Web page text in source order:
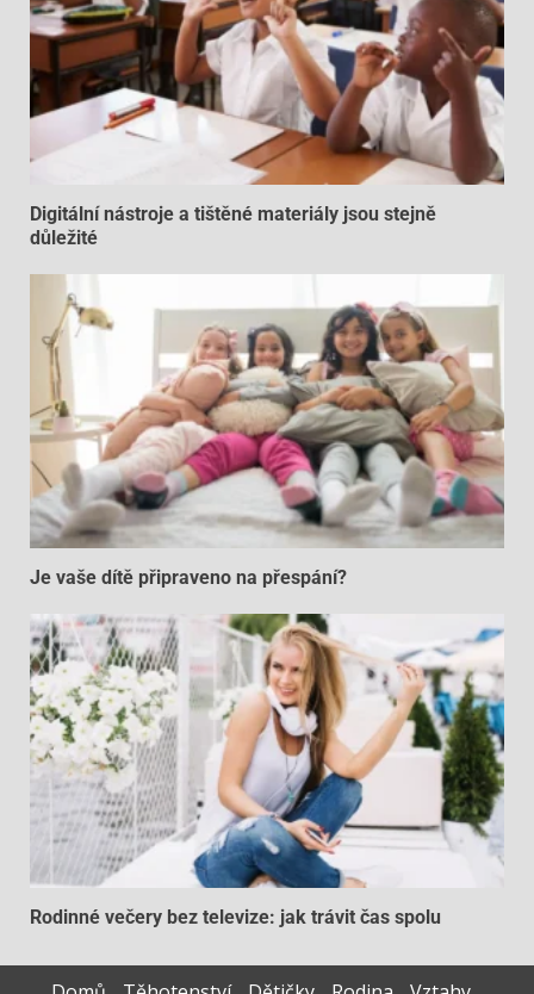
Digitální nástroje a tištěné materiály jsou stejně
důležité
Je vaše dítě připraveno na přespání?
Rodinné večery bez televize: jak trávit čas spolu